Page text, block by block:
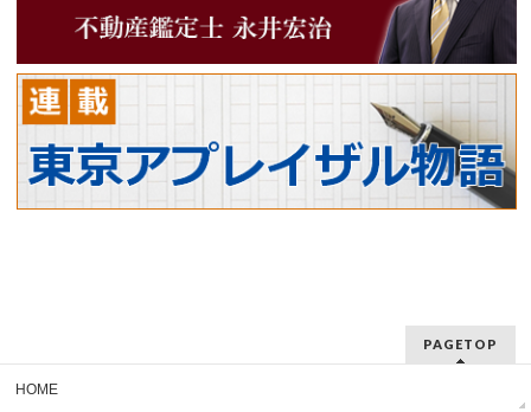
PAGETOP
HOME